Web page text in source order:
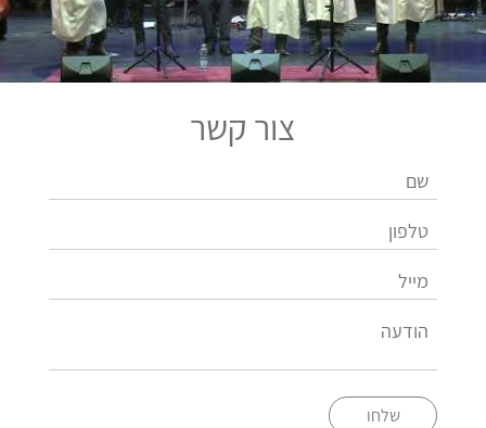
צור קשר
שלחו